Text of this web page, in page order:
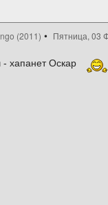
(2011) Пятница, 03
- хапанет Оскар